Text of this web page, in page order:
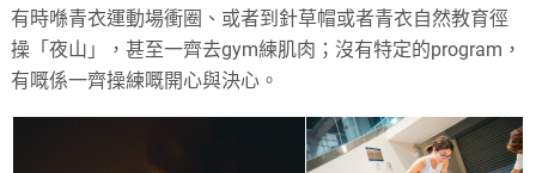
有時喺青衣運動場衝圈、或者到針草帽或者青衣自然教育徑
操「夜山」，甚至一齊去gym練肌肉；沒有特定的program，
有嘅係一齊操練嘅開心與決心。